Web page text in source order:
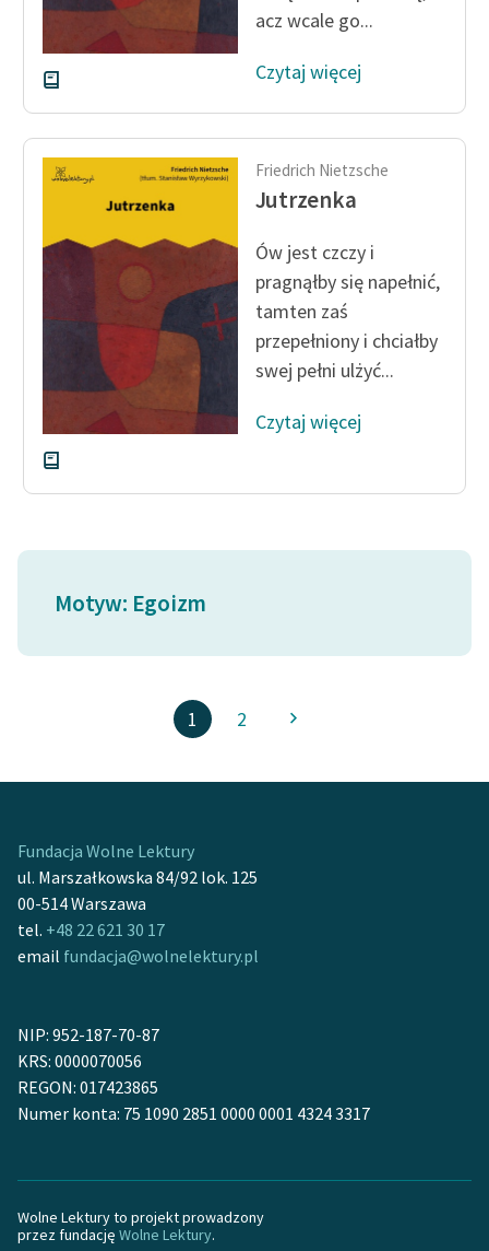
acz wcale go...
Czytaj więcej
Friedrich Nietzsche
Jutrzenka
Ów jest czczy i
pragnąłby się napełnić,
tamten zaś
przepełniony i chciałby
swej pełni ulżyć...
Czytaj więcej
Motyw: Egoizm
1 2
Fundacja Wolne Lektury
ul. Marszałkowska 84/92 lok. 125
00-514 Warszawa
tel. +48 22 621 30 17
email fundacja@wolnelektury.pl
NIP: 952-187-70-87
KRS: 0000070056
REGON: 017423865
Numer konta: 75 1090 2851 0000 0001 4324 3317
Wolne Lektury to projekt prowadzony
przez fundację Wolne Lektury.